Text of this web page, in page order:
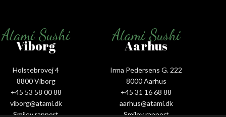
Atami Sushi
Viborg
Holstebrovej 4
8800 Viborg
+45 53 58 00 88
viborg@atami.dk
Smiley rapport
Atami Sushi
Aarhus
Irma Pedersens G. 222
8000 Aarhus
+45 31 16 68 88
aarhus@atami.dk
Smiley rapport